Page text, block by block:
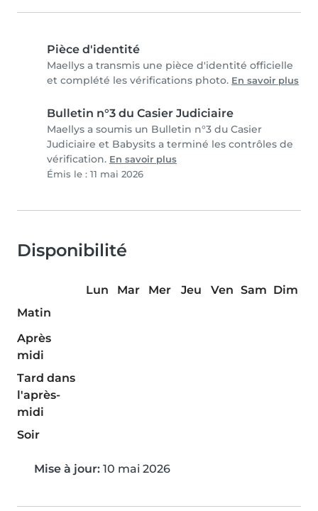
Pièce d'identité
Maellys a transmis une pièce d'identité officielle
et complété les vérifications photo. En savoir plus
Bulletin n°3 du Casier Judiciaire
Maellys a soumis un Bulletin n°3 du Casier
Judiciaire et Babysits a terminé les contrôles de
vérification. En savoir plus
Émis le : 11 mai 2026
Disponibilité
Lun Mar Mer Jeu Ven Sam Dim
Matin
Après
midi
Tard dans
l'après-
midi
Soir
Mise à jour: 10 mai 2026